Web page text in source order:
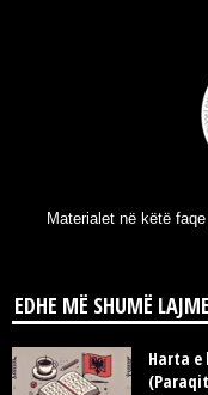
Materialet në këtë
EDHE MË SHUMË LAJME
Harta